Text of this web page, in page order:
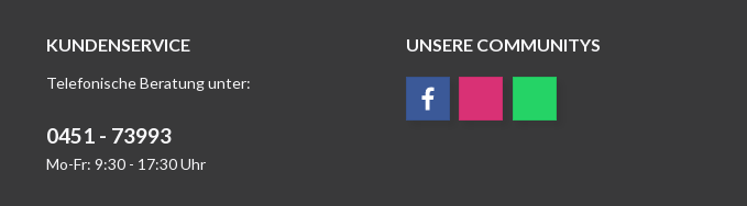
KUNDENSERVICE
Telefonische Beratung unter:
0451 - 73993
Mo-Fr: 9:30 - 17:30 Uhr
UNSERE COMMUNITYS